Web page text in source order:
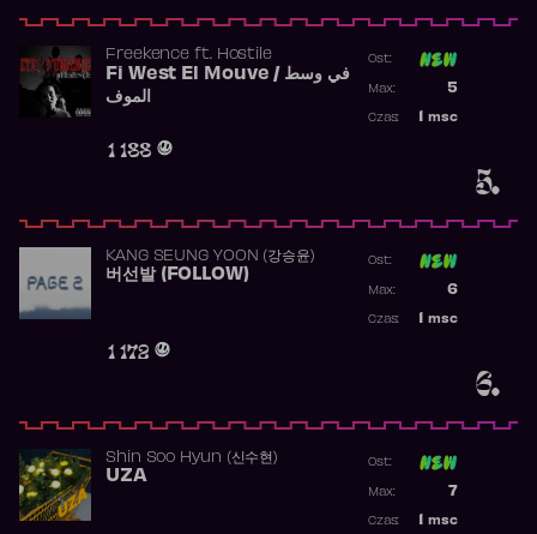
5.
Freekence ft. Hostile
Fi West El Mouve / في وسط
الموف
1 188
Ost:
5
Max:
msc
Czas:
6.
KANG SEUNG YOON (강승윤)
버선발 (FOLLOW)
1 172
Ost:
6
Max:
msc
Czas:
Shin Soo Hyun (신수현)
UZA
Ost:
7
Max:
msc
Czas: